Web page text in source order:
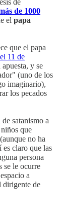
de
de 1000
el papa
que el papa
11 de
y se
(uno de los
imaginario),
los pecados
satanismo a
que
no ha
es claro que las
persona
se le ocurre
a
dirigente de